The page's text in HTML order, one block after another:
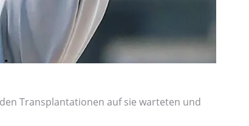
Transplantationen auf sie warteten und